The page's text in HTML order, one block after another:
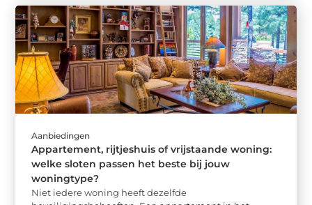
Aanbiedingen
Appartement, rijtjeshuis of vrijstaande woning:
welke sloten passen het beste bij jouw
woningtype?
Niet iedere woning heeft dezelfde